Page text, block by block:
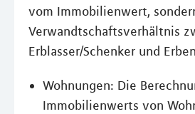
vom Immobilienwert,
Verwandtschaftsverhältnis
Erblasser/Schenker und
Wohnungen: Die
Immobilienwerts von